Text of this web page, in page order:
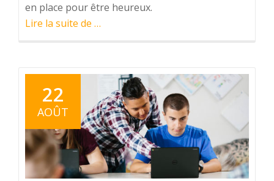
en place pour être heureux.
Lire la suite de à
santé
par
des
solutions
naturelles
…
22
AOÛT